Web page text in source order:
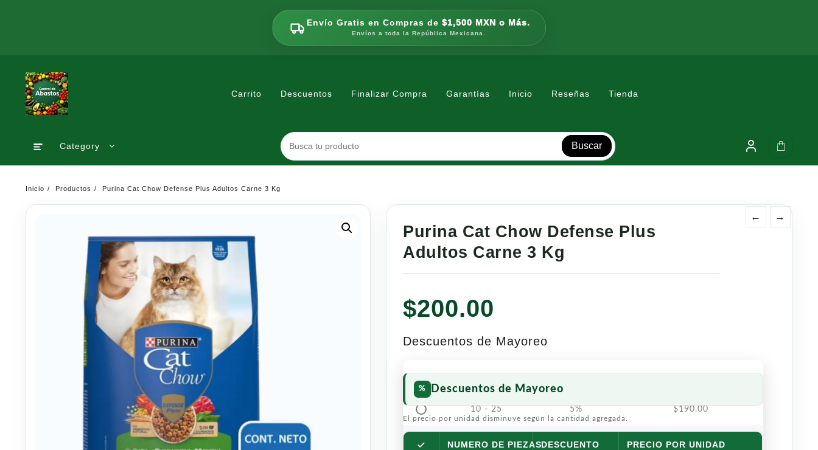
Envío Gratis en Compras de $1,500 MXN o Más.
Envíos a toda la República Mexicana.
Carrito Descuentos Finalizar Compra Garantías Inicio Reseñas Tienda
Category Buscar
Inicio Productos Purina Cat Chow Defense Plus Adultos Carne 3 Kg
← →
Purina Cat Chow Defense Plus
Adultos Carne 3 Kg
$200.00
Descuentos de Mayoreo
Descuentos de Mayoreo
El precio por unidad disminuye según la cantidad agregada.
NUMERO DE PIEZASDESCUENTO PRECIO POR UNIDAD
10 - 25 5% $190.00
26 - 49 7.5% $ 185.00